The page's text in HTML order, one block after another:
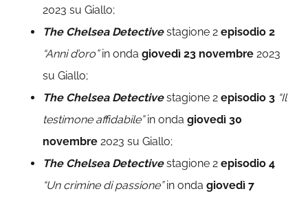
2023 su Giallo;
The Chelsea Detectivestagione 2episodio 2
“Anni d’oro”in ondagiovedì 23 novembre2023
su Giallo;
The Chelsea Detectivestagione 2episodio 3 “Il
testimone affidabile”in ondagiovedì 30
novembre2023 su Giallo;
The Chelsea Detectivestagione 2episodio 4
“Un crimine di passione”in ondagiovedì 7